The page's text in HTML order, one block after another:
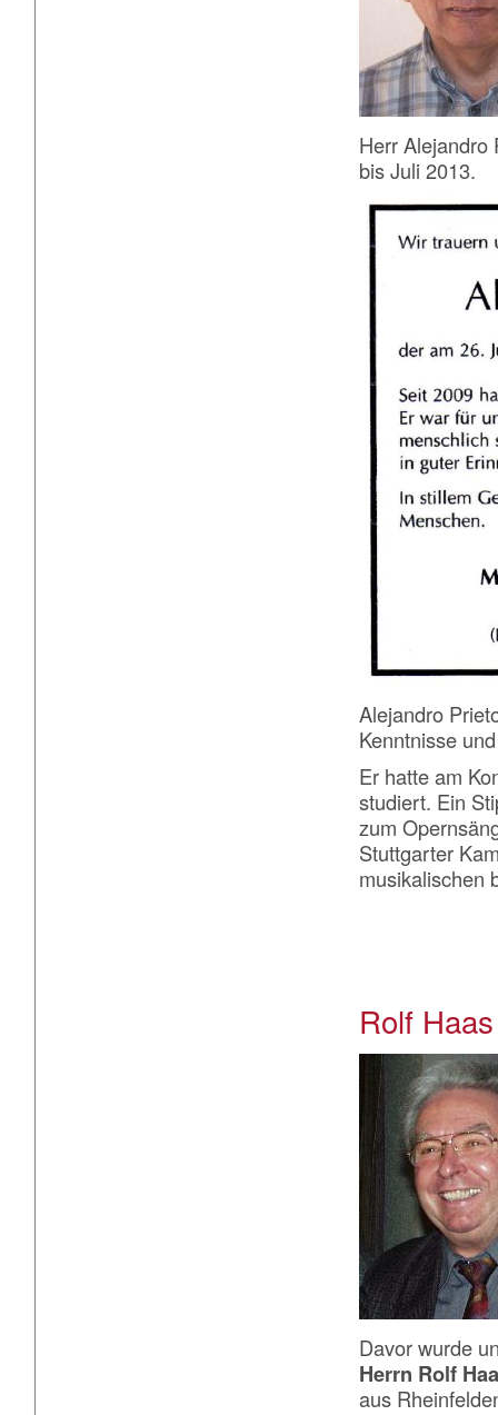
Herr Alejandro
bis Juli 2013.
Alejandro
Kenntnisse
Er hatte am
studiert. Ein
zum
Stuttgarter
musikalischen
Rolf Haas
Davor wurde
Herrn Rolf
aus